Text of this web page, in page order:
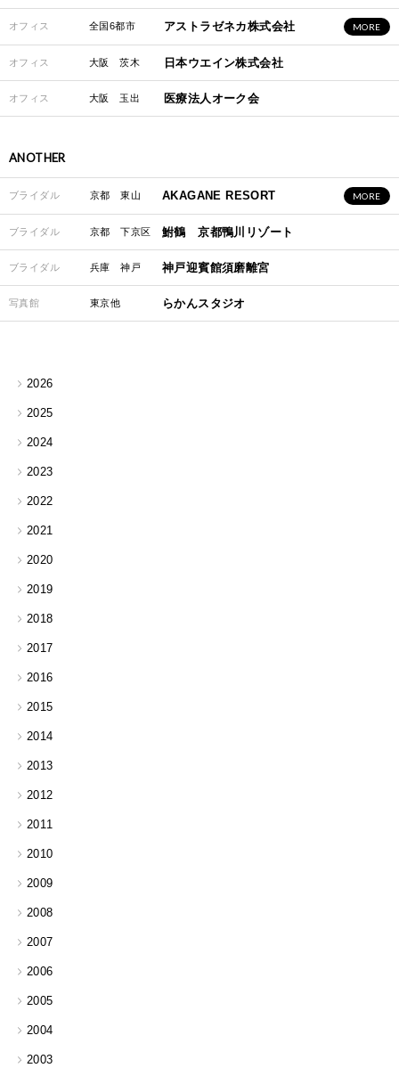
オフィス 全国6都市 アストラゼネカ株式会社 MORE
オフィス 大阪 茨木 日本ウエイン株式会社
オフィス 大阪 玉出 医療法人オーク会
ANOTHER
ブライダル 京都 東山 AKAGANE RESORT MORE
ブライダル 京都 下京区 鮒鶴 京都鴨川リゾート
ブライダル 兵庫 神戸 神戸迎賓館須磨離宮
写真館 東京他 らかんスタジオ
2026
2025
2024
2023
2022
2021
2020
2019
2018
2017
2016
2015
2014
2013
2012
2011
2010
2009
2008
2007
2006
2005
2004
2003